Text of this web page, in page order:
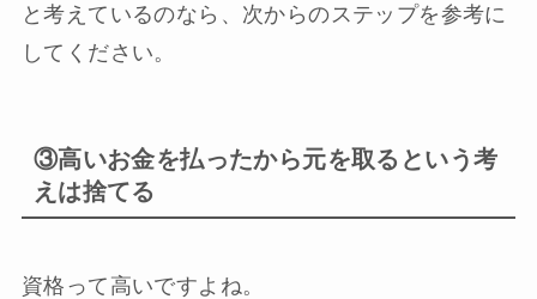
と考えているのなら、次からのステップを参考に
してください。
③高いお金を払ったから元を取るという考
えは捨てる
資格って高いですよね。